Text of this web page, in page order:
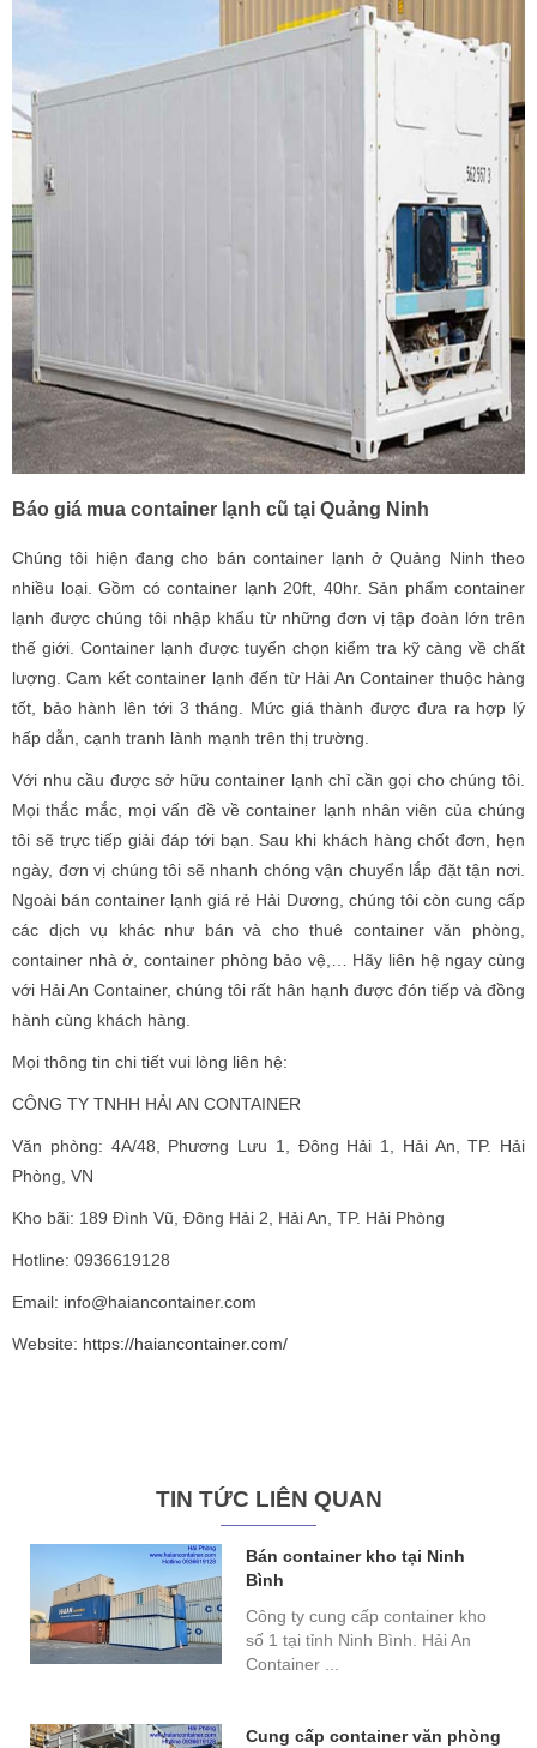
Báo giá mua container lạnh cũ tại Quảng Ninh
Chúng tôi hiện đang cho bán container lạnh ở Quảng Ninh theo
nhiều loại. Gồm có container lạnh 20ft, 40hr. Sản phẩm container
lạnh được chúng tôi nhập khẩu từ những đơn vị tập đoàn lớn trên
thế giới. Container lạnh được tuyển chọn kiểm tra kỹ càng về chất
lượng. Cam kết container lạnh đến từ Hải An Container thuộc hàng
tốt, bảo hành lên tới 3 tháng. Mức giá thành được đưa ra hợp lý
hấp dẫn, cạnh tranh lành mạnh trên thị trường.
Với nhu cầu được sở hữu container lạnh chỉ cần gọi cho chúng tôi.
Mọi thắc mắc, mọi vấn đề về container lạnh nhân viên của chúng
tôi sẽ trực tiếp giải đáp tới bạn. Sau khi khách hàng chốt đơn, hẹn
ngày, đơn vị chúng tôi sẽ nhanh chóng vận chuyển lắp đặt tận nơi.
Ngoài bán container lạnh giá rẻ Hải Dương, chúng tôi còn cung cấp
các dịch vụ khác như bán và cho thuê container văn phòng,
container nhà ở, container phòng bảo vệ,… Hãy liên hệ ngay cùng
với Hải An Container, chúng tôi rất hân hạnh được đón tiếp và đồng
hành cùng khách hàng.
Mọi thông tin chi tiết vui lòng liên hệ:
CÔNG TY TNHH HẢI AN CONTAINER
Văn phòng: 4A/48, Phương Lưu 1, Đông Hải 1, Hải An, TP. Hải
Phòng, VN
Kho bãi: 189 Đình Vũ, Đông Hải 2, Hải An, TP. Hải Phòng
Hotline: 0936619128
Email: info@haiancontainer.com
Website: https://haiancontainer.com/
TIN TỨC LIÊN QUAN
Bán container kho tại Ninh
Bình
Công ty cung cấp container kho
số 1 tại tỉnh Ninh Bình. Hải An
Container ...
Cung cấp container văn phòng